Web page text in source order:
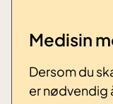
Medisin
Dersom du
er nødvendig